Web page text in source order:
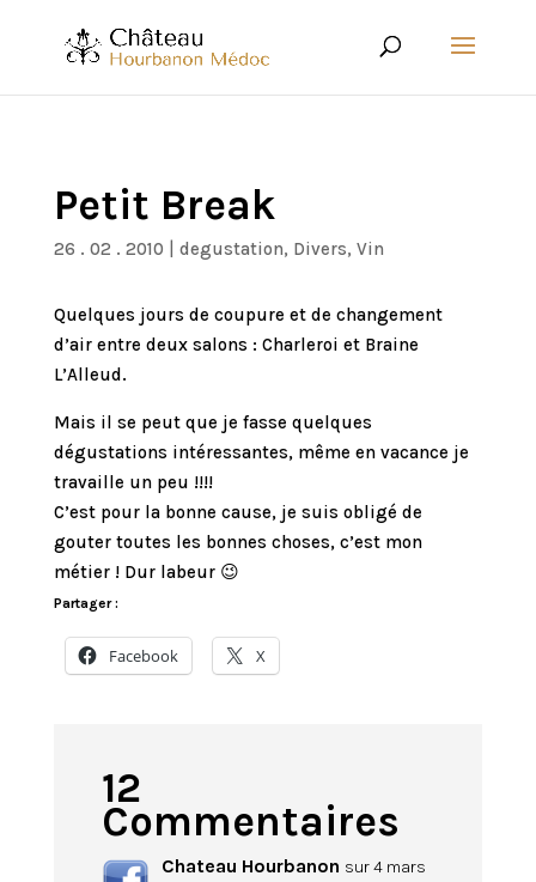
Petit Break
26 . 02 . 2010 degustation, Divers, Vin
Quelques jours de coupure et de changement
d’air entre deux salons : Charleroi et Braine
L’Alleud.
Mais il se peut que je fasse quelques
dégustations intéressantes, même en vacance je
travaille un peu !!!!
C’est pour la bonne cause, je suis obligé de
gouter toutes les bonnes choses, c’est mon
métier ! Dur labeur 😉
Partager :
Facebook X
12
Commentaires
Chateau Hourbanon sur 4 mars